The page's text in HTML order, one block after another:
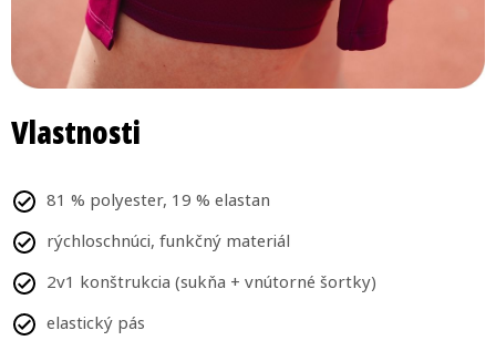
Vlastnosti
81 % polyester, 19 % elastan
rýchloschnúci, funkčný materiál
2v1 konštrukcia (sukňa + vnútorné šortky)
elastický pás